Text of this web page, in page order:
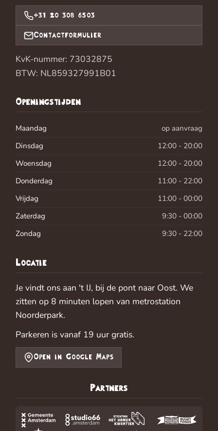
+31 20 308 6503
Contactformulier
KvK-nummer: 73032875
BTW: NL859327991B01
Openingstijden
Maandag
op aanvraag
Dinsdag
12:00 - 20:00
Woensdag
12:00 - 20:00
Donderdag
11:00 - 22:00
Vrijdag
11:00 - 00:00
Zaterdag
9:30 - 00:00
Zondag
9:30 - 22:00
Locatie
Je vindt ons aan 't IJ, bij de pont naar Oost. We
zitten op 8 minuten lopen van metrostation
Noorderpark.
Parkeren is vanaf 19 uur gratis.
Open in Google Maps
Partners